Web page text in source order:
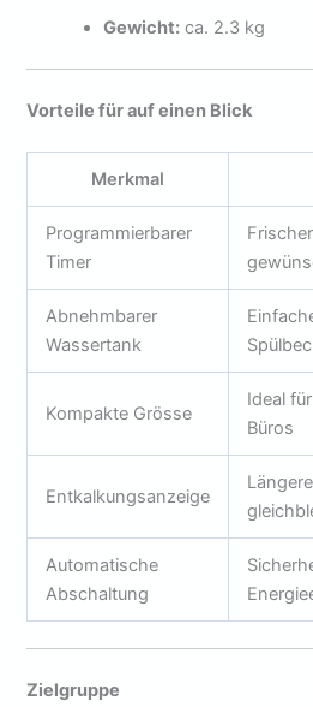
Gewicht: ca. 2.3 kg
Vorteile für auf einen Blick
Merkmal
Programmierbarer
Timer
Abnehmbarer
Wassertank
Kompakte Grösse
Ideal
Büros
Entkalkungsanzeige
Automatische
Abschaltung
Zielgruppe